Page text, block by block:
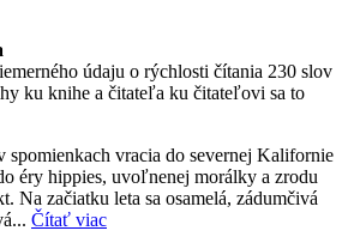
údaju o rýchlosti čítania 230 slov
ku knihe a čitateľa ku čitateľovi sa to
spomienkach vracia do severnej Kalifornie
éry hippies, uvoľnenej morálky a zrodu
Na začiatku leta sa osamelá, zádumčivá
Čítať viac